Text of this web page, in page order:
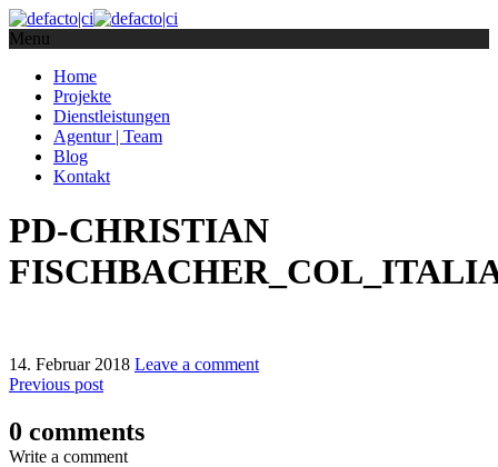
Menu
Home
Projekte
Dienstleistungen
Agentur | Team
Blog
Kontakt
PD-CHRISTIAN
14. Februar 2018 Leave a comment
Previous post
0 comments
Write a comment